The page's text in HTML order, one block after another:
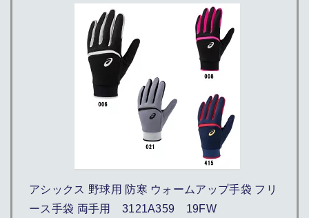
アシックス 野球用 防寒 ウォームアップ手袋 フリ
ース手袋 両手用 3121A359 19FW